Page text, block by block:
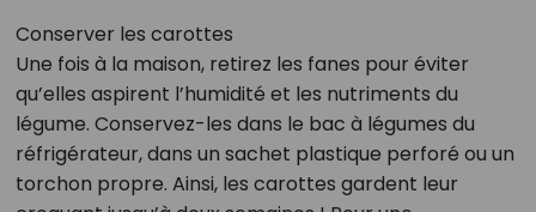
Conserver les carottes
Une fois à la maison, retirez les fanes pour éviter
qu’elles aspirent l’humidité et les nutriments du
légume. Conservez-les dans le bac à légumes du
réfrigérateur, dans un sachet plastique perforé ou un
torchon propre. Ainsi, les carottes gardent leur